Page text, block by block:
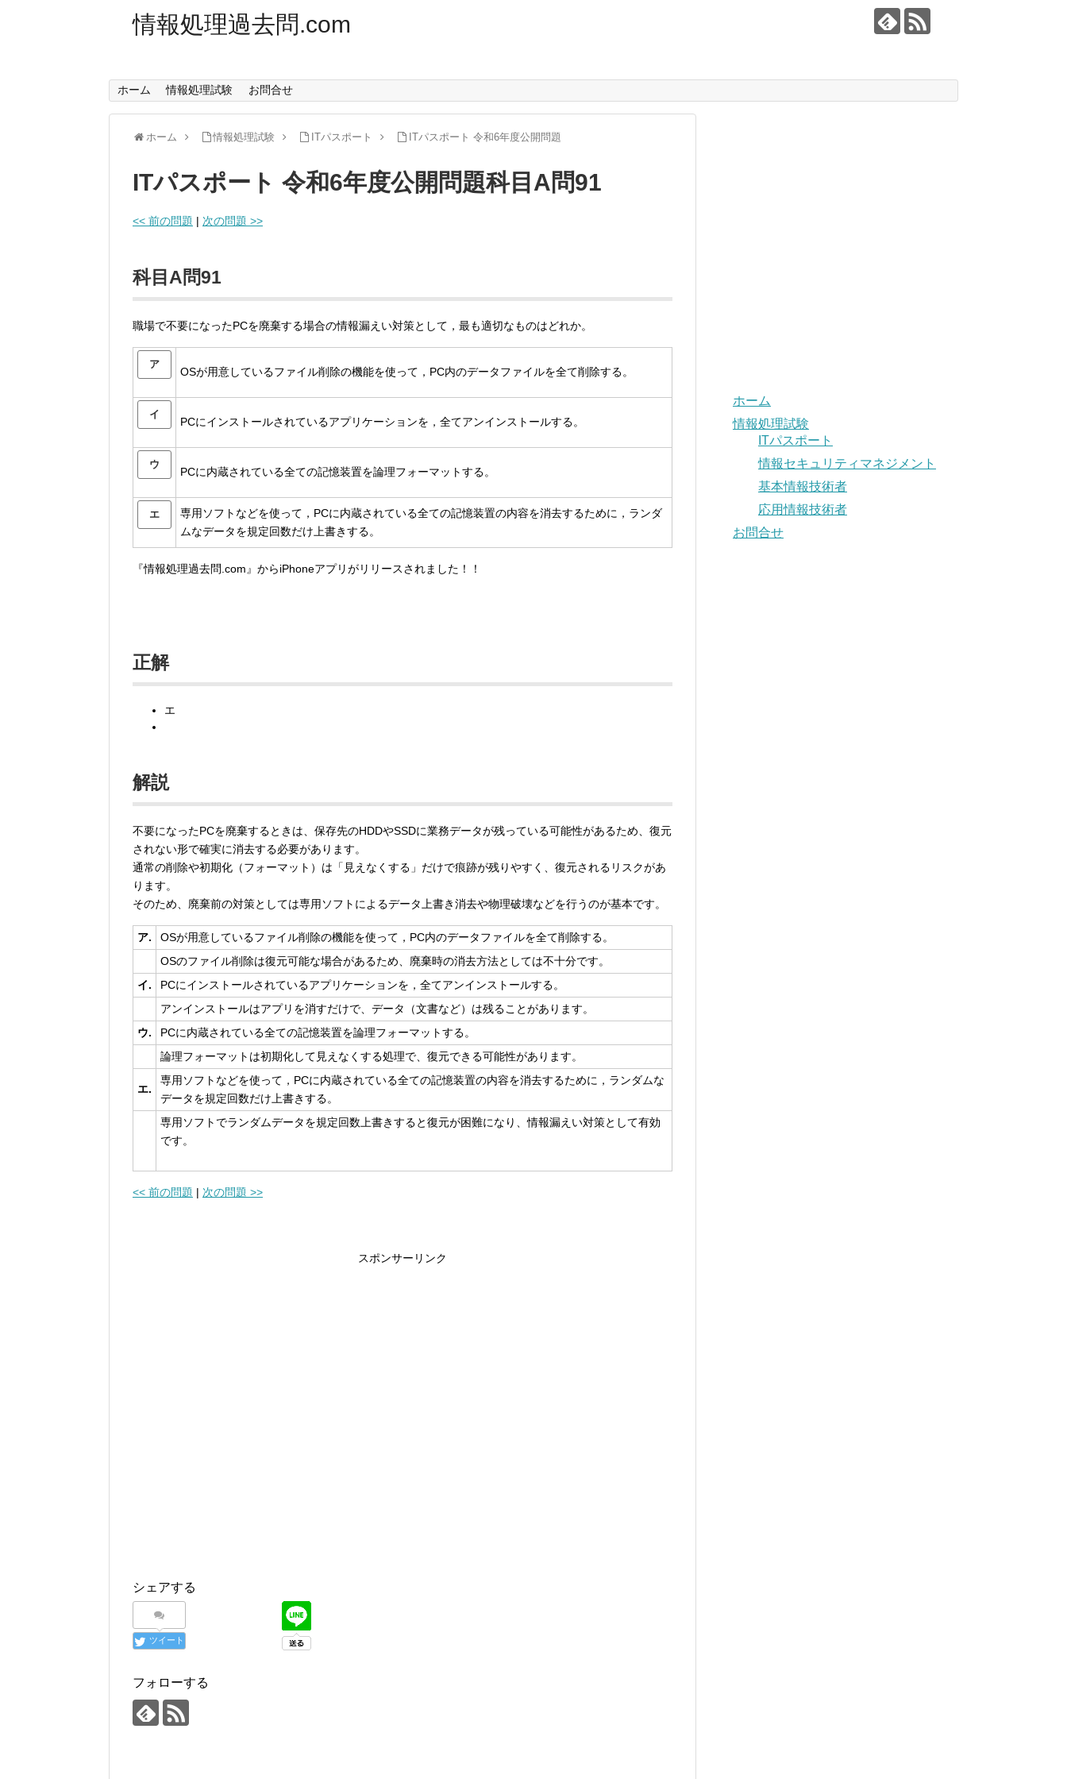
情報処理過去問.com
ホーム 情報処理試験 お問合せ
ホーム 情報処理試験 ITパスポート ITパスポート 令和6年度公開問題
ITパスポート 令和6年度公開問題科目A問91
<< 前の問題 | 次の問題 >>
科目A問91
職場で不要になったPCを廃棄する場合の情報漏えい対策として，最も適切なものはどれか。
ア
OSが用意しているファイル削除の機能を使って，PC内のデータファイルを全て削除する。
イ
PCにインストールされているアプリケーションを，全てアンインストールする。
ウ
PCに内蔵されている全ての記憶装置を論理フォーマットする。
エ
専用ソフトなどを使って，PCに内蔵されている全ての記憶装置の内容を消去するために，ランダ
ムなデータを規定回数だけ上書きする。
『情報処理過去問.com』からiPhoneアプリがリリースされました！！
正解
エ
解説
不要になったPCを廃棄するときは、保存先のHDDやSSDに業務データが残っている可能性があるため、復元
されない形で確実に消去する必要があります。
通常の削除や初期化（フォーマット）は「見えなくする」だけで痕跡が残りやすく、復元されるリスクがあ
ります。
そのため、廃棄前の対策としては専用ソフトによるデータ上書き消去や物理破壊などを行うのが基本です。
ア.
OSが用意しているファイル削除の機能を使って，PC内のデータファイルを全て削除する。
OSのファイル削除は復元可能な場合があるため、廃棄時の消去方法としては不十分です。
イ.
PCにインストールされているアプリケーションを，全てアンインストールする。
アンインストールはアプリを消すだけで、データ（文書など）は残ることがあります。
ウ.
PCに内蔵されている全ての記憶装置を論理フォーマットする。
論理フォーマットは初期化して見えなくする処理で、復元できる可能性があります。
エ.
専用ソフトなどを使って，PCに内蔵されている全ての記憶装置の内容を消去するために，ランダムな
データを規定回数だけ上書きする。
専用ソフトでランダムデータを規定回数上書きすると復元が困難になり、情報漏えい対策として有効
です。
<< 前の問題 | 次の問題 >>
スポンサーリンク
シェアする
ツイート
フォローする
ホーム
情報処理試験
ITパスポート
情報セキュリティマネジメント
基本情報技術者
応用情報技術者
お問合せ